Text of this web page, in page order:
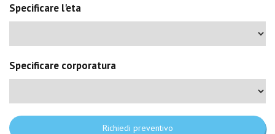
Specificare l'eta
Specificare corporatura
Richiedi preventivo